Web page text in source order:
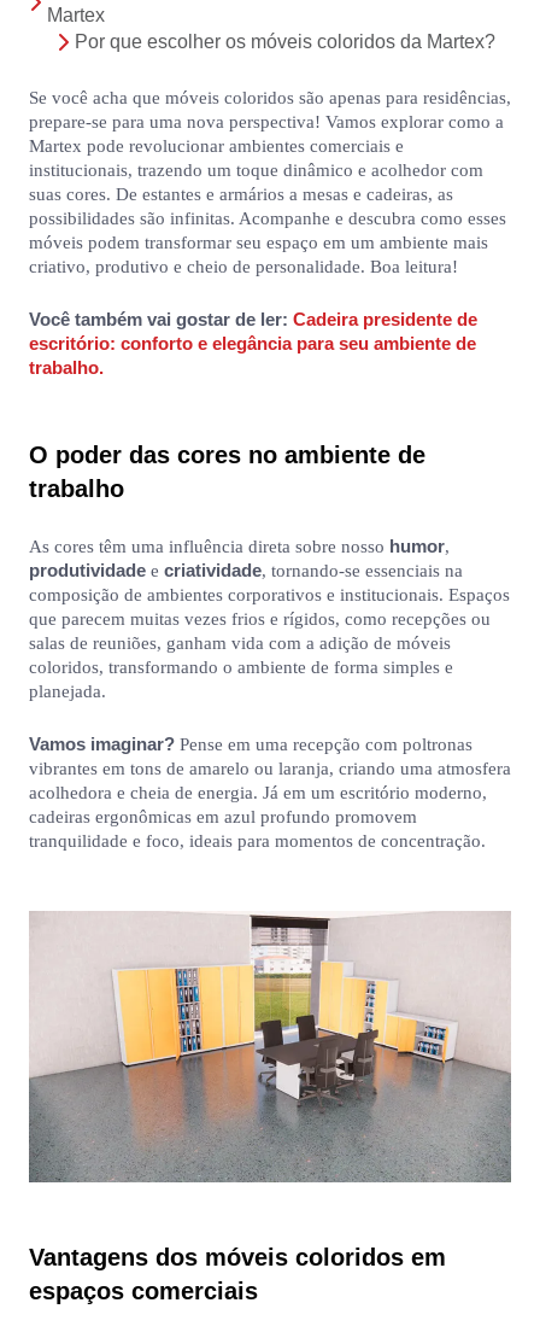
Martex
Por que escolher os móveis coloridos da Martex?
Se você acha que móveis coloridos são apenas para residências,
prepare-se para uma nova perspectiva! Vamos explorar como a
Martex pode revolucionar ambientes comerciais e
institucionais, trazendo um toque dinâmico e acolhedor com
suas cores. De estantes e armários a mesas e cadeiras, as
possibilidades são infinitas. Acompanhe e descubra como esses
móveis podem transformar seu espaço em um ambiente mais
criativo, produtivo e cheio de personalidade. Boa leitura!
Você também vai gostar de ler: Cadeira presidente de
escritório: conforto e elegância para seu ambiente de
trabalho.
O poder das cores no ambiente de
trabalho
As cores têm uma influência direta sobre nosso humor,
produtividade e criatividade, tornando-se essenciais na
composição de ambientes corporativos e institucionais. Espaços
que parecem muitas vezes frios e rígidos, como recepções ou
salas de reuniões, ganham vida com a adição de móveis
coloridos, transformando o ambiente de forma simples e
planejada.
Vamos imaginar? Pense em uma recepção com poltronas
vibrantes em tons de amarelo ou laranja, criando uma atmosfera
acolhedora e cheia de energia. Já em um escritório moderno,
cadeiras ergonômicas em azul profundo promovem
tranquilidade e foco, ideais para momentos de concentração.
Vantagens dos móveis coloridos em
espaços comerciais